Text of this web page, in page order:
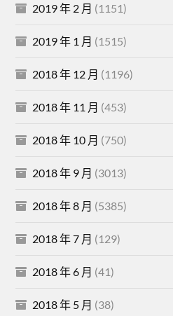
2019 年 2 月 (1151)
2019 年 1 月 (1515)
2018 年 12 月 (1196)
2018 年 11 月 (453)
2018 年 10 月 (750)
2018 年 9 月 (3013)
2018 年 8 月 (5385)
2018 年 7 月 (129)
2018 年 6 月 (41)
2018 年 5 月 (38)